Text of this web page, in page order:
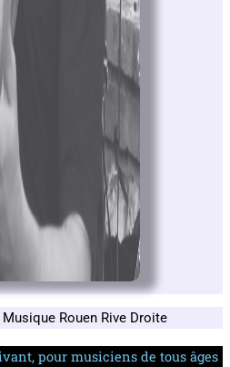
Rouen Rive Droite
pour musiciens de tous âges